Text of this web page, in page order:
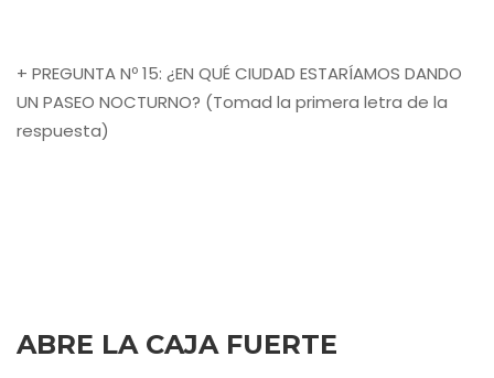
+ PREGUNTA Nº 15: ¿EN QUÉ CIUDAD ESTARÍAMOS DANDO
UN PASEO NOCTURNO? (Tomad la primera letra de la
respuesta)
ABRE LA CAJA FUERTE